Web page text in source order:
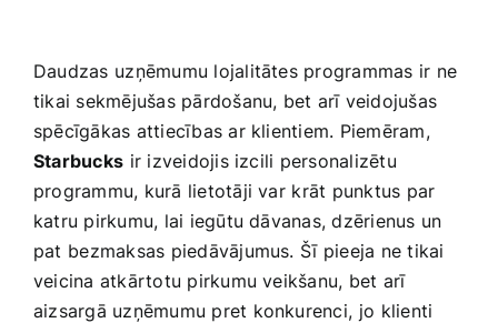
Daudzas ⁢uzņēmumu ​lojalitātes programmas ir ne
tikai sekmējušas​ pārdošanu, bet ​arī veidojušas
spēcīgākas attiecības ar klientiem. Piemēram,
Starbucks ⁣ir izveidojis ‍izcili personalizētu
programmu, kurā lietotāji var ⁢krāt punktus ​par
katru pirkumu, lai iegūtu dāvanas, dzērienus⁢ un
pat ⁢bezmaksas piedāvājumus. Šī ⁣pieeja ne tikai
‌veicina​ atkārtotu pirkumu veikšanu, bet arī
aizsargā uzņēmumu pret konkurenci, ⁢jo⁢ klienti